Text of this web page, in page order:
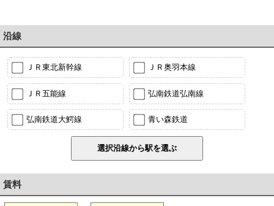
沿線
ＪＲ東北新幹線 ＪＲ奥羽本線
ＪＲ五能線 弘南鉄道弘南線
弘南鉄道大鰐線 青い森鉄道
賃料